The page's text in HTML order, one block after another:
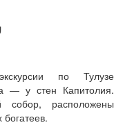
по Тулузе
— у стен Капитолия.
собор, расположены